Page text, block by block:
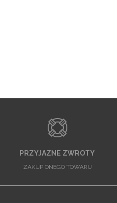
PRZYJAZNE ZWROTY
ZAKUPIONEGO TOWARU